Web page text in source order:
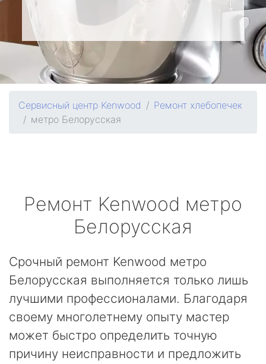
Сервисный центр Kenwood
Ремонт хлебопечек
метро Белорусская
Ремонт Kenwood метро
Белорусская
Срочный ремонт Kenwood метро
Белорусская выполняется только лишь
лучшими профессионалами. Благодаря
своему многолетнему опыту мастер
может быстро определить точную
причину неисправности и предложить